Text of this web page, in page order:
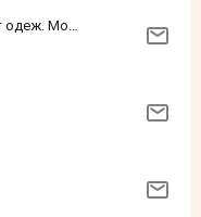
Алиса ( косметика Янс*ен, дет одеж. Моне)